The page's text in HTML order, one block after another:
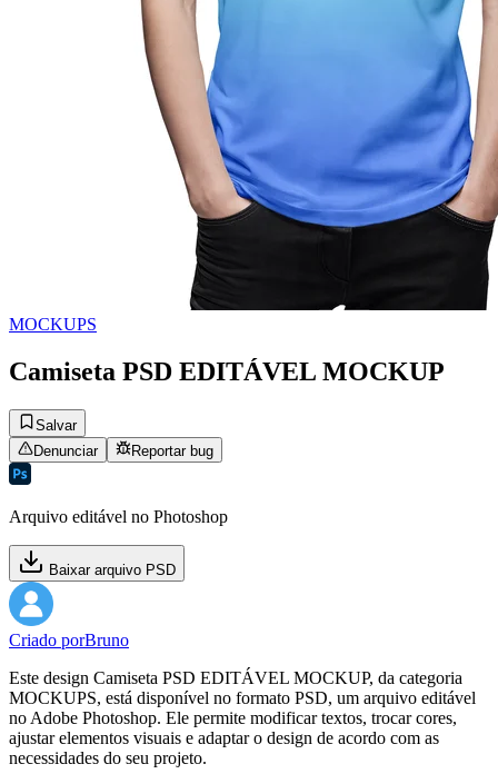
MOCKUPS
Camiseta PSD EDITÁVEL MOCKUP
Salvar
Denunciar
Reportar bug
Arquivo editável no Photoshop
Baixar arquivo PSD
Criado porBruno
Este design Camiseta PSD EDITÁVEL MOCKUP, da categoria
MOCKUPS, está disponível no formato PSD, um arquivo editável
no Adobe Photoshop. Ele permite modificar textos, trocar cores,
ajustar elementos visuais e adaptar o design de acordo com as
necessidades do seu projeto.